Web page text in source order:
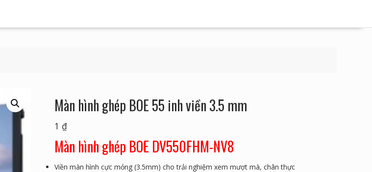
Màn hình ghép BOE 55 inh viền 3.5 mm
1 ₫
Màn hình ghép BOE DV550FHM-NV8
Viền màn hình cực mỏng (3.5mm) cho trải nghiệm xem mượt mà, chân thực